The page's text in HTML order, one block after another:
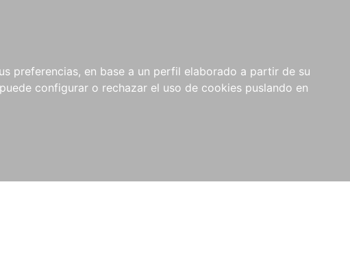
preferencias, en base a un perfil elaborado a partir de su
configurar o rechazar el uso de cookies puslando en